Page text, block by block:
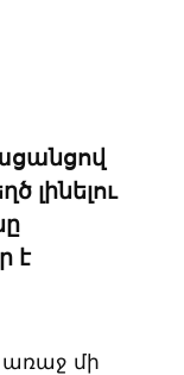
լինելու
է
առաջ մի